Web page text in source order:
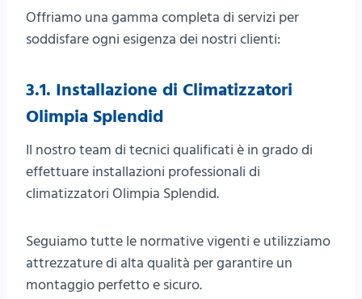
Offriamo una gamma completa di servizi per
soddisfare ogni esigenza dei nostri clienti:
3.1. Installazione di Climatizzatori
Olimpia Splendid
Il nostro team di tecnici qualificati è in grado di
effettuare installazioni professionali di
climatizzatori Olimpia Splendid.
Seguiamo tutte le normative vigenti e utilizziamo
attrezzature di alta qualità per garantire un
montaggio perfetto e sicuro.